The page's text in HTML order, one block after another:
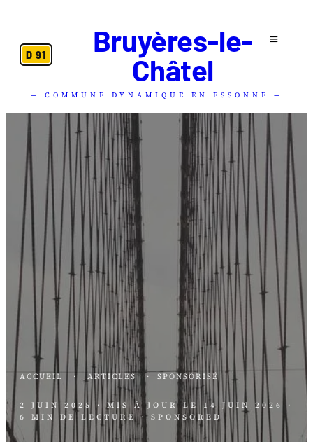
D 91
Bruyères-le-
Châtel
— COMMUNE DYNAMIQUE EN ESSONNE —
ACCUEIL · ARTICLES · SPONSORISÉ
2 JUIN 2025 · MIS À JOUR LE 14 JUIN 2026
·
6 MIN DE LECTURE · SPONSORED